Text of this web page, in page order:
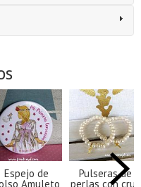
Espejo de
Amuleto
Pulseras de
perlas con cruz